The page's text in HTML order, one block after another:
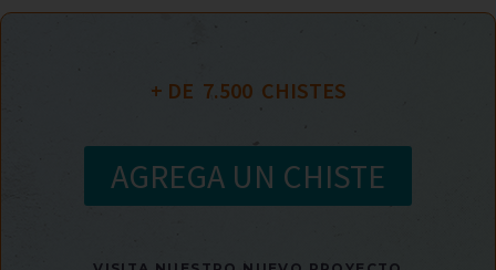
+ DE 7.500
  CHISTES
AGREGA UN CHISTE